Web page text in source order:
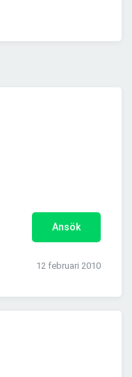
Ansök
12 februari 2010